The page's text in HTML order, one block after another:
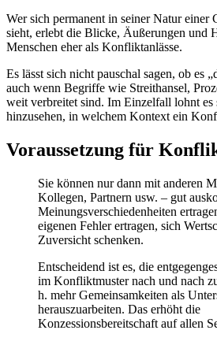
Wer sich permanent in seiner Natur einer
sieht, erlebt die Blicke, Äußerungen und
Menschen eher als Konfliktanlässe.
Es lässt sich nicht pauschal sagen, ob es
auch wenn Begriffe wie Streithansel,
weit verbreitet sind. Im Einzelfall lohnt es
hinzusehen, in welchem Kontext ein
Voraussetzung für
Sie können nur dann mit anderen
Kollegen, Partnern usw. – gut
Meinungsverschiedenheiten
eigenen Fehler ertragen, sich
Zuversicht schenken.
Entscheidend ist es, die
im Konfliktmuster nach und nach
h. mehr Gemeinsamkeiten als
herauszuarbeiten. Das erhöht die
Konzessionsbereitschaft auf allen